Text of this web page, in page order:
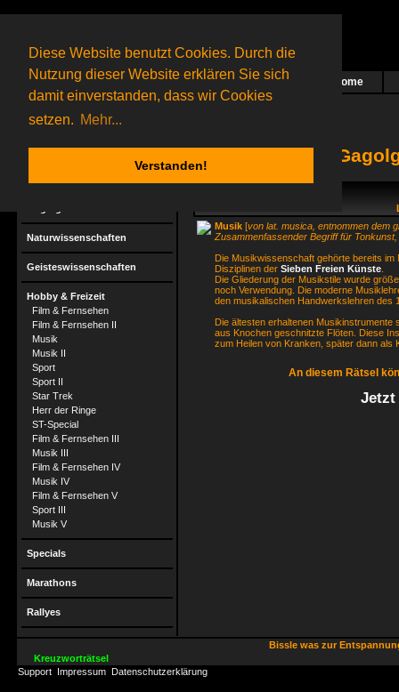
Diese Website benutzt Cookies. Durch die
Nutzung dieser Website erklären Sie sich
damit einverstanden, dass wir Cookies
setzen. Mehr...
Verstanden!
Das nächste Rätsel ist in Arbeit Home
52 Gagolganeronline(0 registrierte und 52 Gäste)
Gagolganer:
9732Rätsel online:
Naturwissenschaften
Geisteswissenschaften
Hobby & Freizeit
Film & Fernsehen
Film & Fernsehen II
Musik
Musik II
Sport
Sport II
Star Trek
Herr der Ringe
ST-Special
Film & Fernsehen III
Musik III
Film & Fernsehen IV
Musik IV
Film & Fernsehen V
Sport III
Musik V
Specials
Marathons
Rallyes
Musik [von lat. musica, entnommen dem
Zusammenfassender Begriff für
Die Musikwissenschaft gehörte bereits im
Disziplinen der Sieben Freien Künste
Die Gliederung der Musikstile wurde
noch Verwendung. Die moderne
den musikalischen Handwerkslehren des
Die ältesten erhaltenen Musikinstrumente
aus Knochen geschnitzte Flöten. Diese
zum Heilen von Kranken, später dann als
An diesem Rätsel
Jetzt
Bissle was zur
Kreuzworträtsel
Support Impressum Datenschutzerklärung